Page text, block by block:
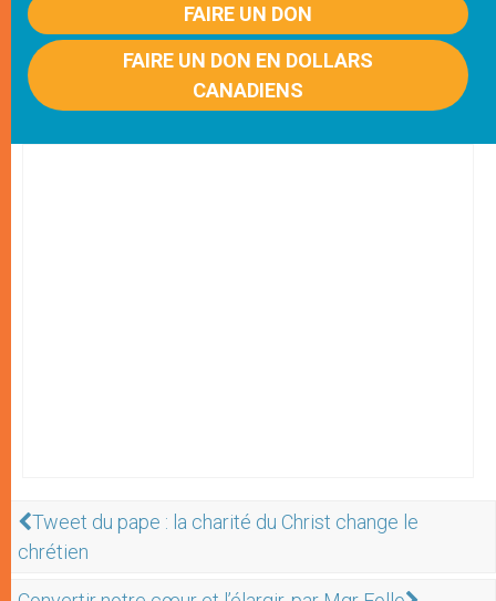
FAIRE UN DON
FAIRE UN DON EN DOLLARS
CANADIENS
Tweet du pape : la charité du Christ change le
chrétien